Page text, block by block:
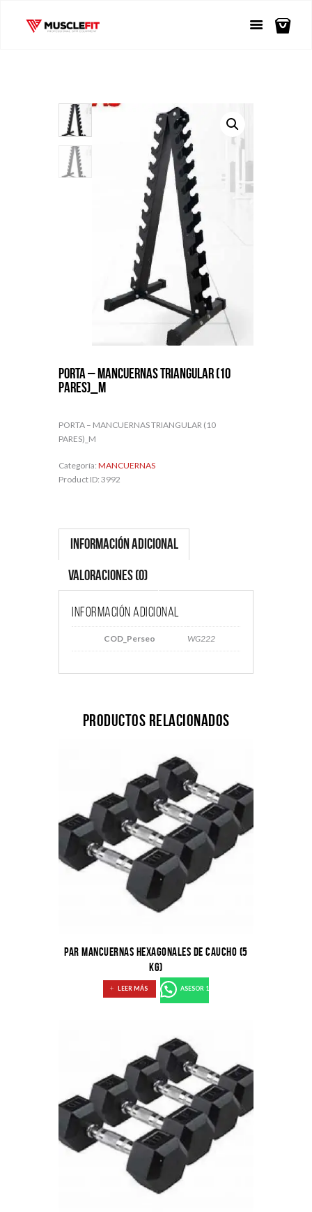
PORTA – MANCUERNAS TRIANGULAR (10
PARES)_M
PORTA – MANCUERNAS TRIANGULAR (10
PARES)_M
Categoría: MANCUERNAS
Product ID: 3992
Información adicional
Valoraciones (0)
Información adicional
COD_Perseo WG222
Productos relacionados
PAR MANCUERNAS HEXAGONALES DE CAUCHO (5
KG)
LEER MÁS ASESOR 1